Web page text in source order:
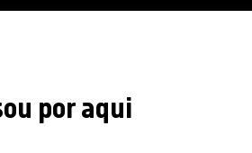
por aqui